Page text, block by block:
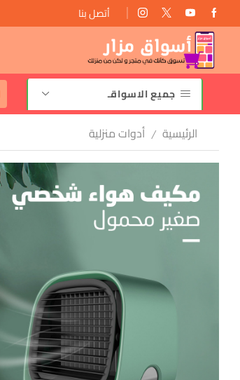
أتصل بنا
جميع الاسواقـ
الرئيسية / أدوات منزلية